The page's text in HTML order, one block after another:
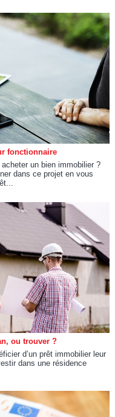
fonctionnaire
un bien immobilier ?
dans ce projet en vous
ou trouver ?
d’un prêt immobilier leur
dans une résidence